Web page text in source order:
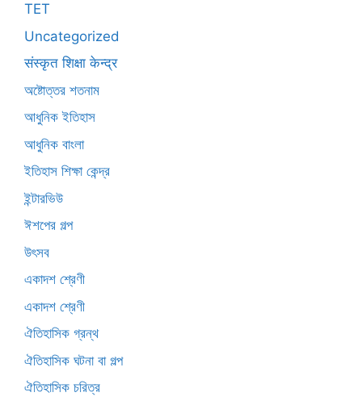
TET
Uncategorized
संस्कृत शिक्षा केन्द्र
অষ্টোত্তর শতনাম
আধুনিক ইতিহাস
আধুনিক বাংলা
ইতিহাস শিক্ষা কেন্দ্র
ইন্টারভিউ
ঈশপের গল্প
উৎসব
একাদশ শ্রেণী
একাদশ শ্রেণী
ঐতিহাসিক গ্রন্থ
ঐতিহাসিক ঘটনা বা গল্প
ঐতিহাসিক চরিত্র